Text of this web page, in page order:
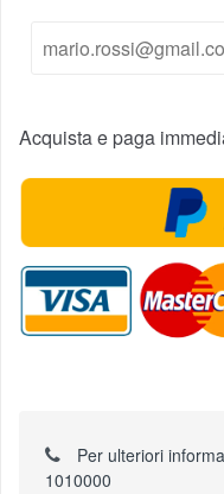
Acquista e paga
Per ulteriori
1010000